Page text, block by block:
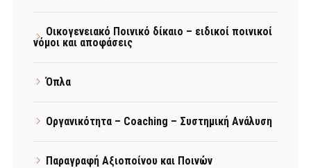
Οικογενειακό Ποινικό δίκαιο – ειδικοί ποινικοί
νόμοι και αποφάσεις
Όπλα
Οργανικότητα – Coaching – Συστημική Ανάλυση
Παραγραφή Αξιοποίνου και Ποινών